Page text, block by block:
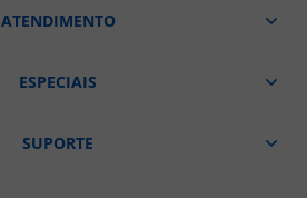
ATENDIMENTO
ESPECIAIS
SUPORTE